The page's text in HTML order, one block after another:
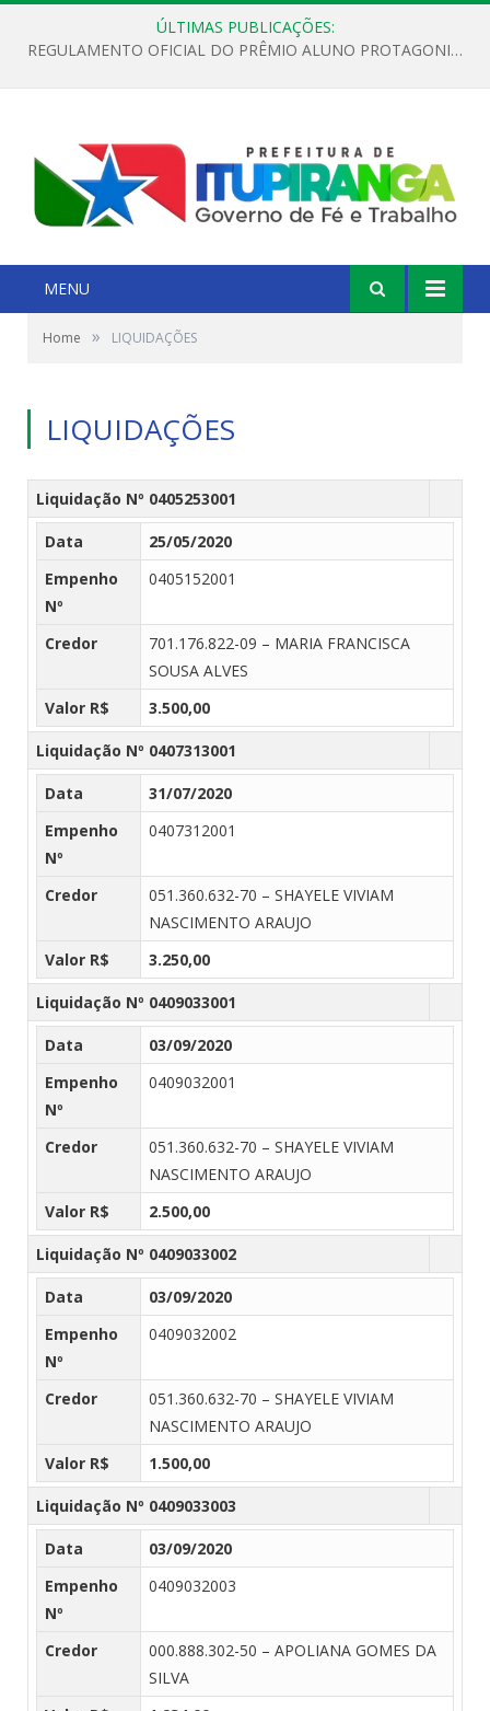
ÚLTIMAS PUBLICAÇÕES:
REGULAMENTO OFICIAL DO PRÊMIO ALUNO PROTAGONISTA – EDIÇÃO 2026
MENU
Home » LIQUIDAÇÕES
LIQUIDAÇÕES
Liquidação Nº 0405253001
Data
25/05/2020
Empenho
Nº
0405152001
Credor
701.176.822-09 – MARIA FRANCISCA
SOUSA ALVES
Valor R$
3.500,00
Liquidação Nº 0407313001
Data
31/07/2020
Empenho
Nº
0407312001
Credor
051.360.632-70 – SHAYELE VIVIAM
NASCIMENTO ARAUJO
Valor R$
3.250,00
Liquidação Nº 0409033001
Data
03/09/2020
Empenho
Nº
0409032001
Credor
051.360.632-70 – SHAYELE VIVIAM
NASCIMENTO ARAUJO
Valor R$
2.500,00
Liquidação Nº 0409033002
Data
03/09/2020
Empenho
Nº
0409032002
Credor
051.360.632-70 – SHAYELE VIVIAM
NASCIMENTO ARAUJO
Valor R$
1.500,00
Liquidação Nº 0409033003
Data
03/09/2020
Empenho
Nº
0409032003
Credor
000.888.302-50 – APOLIANA GOMES DA
SILVA